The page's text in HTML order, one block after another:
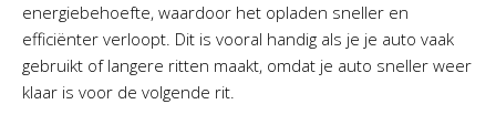
energiebehoefte, waardoor het opladen sneller en
efficiënter verloopt. Dit is vooral handig als je je auto vaak
gebruikt of langere ritten maakt, omdat je auto sneller weer
klaar is voor de volgende rit.